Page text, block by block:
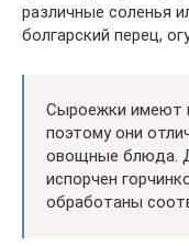
различные соленья
болгарский перец,
Сыроежки имеют
поэтому они
овощные блюда.
испорчен
обработаны